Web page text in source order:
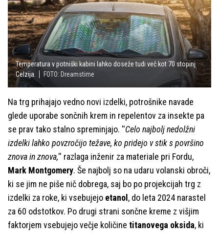
Temperatura v potniški kabini lahko doseže tudi več kot 70 stopinj
Celzija.
FOTO: Dreamstime
Na trg prihajajo vedno novi izdelki, potrošnike navade
glede uporabe sončnih krem in repelentov za insekte pa
se prav tako stalno spreminjajo. ''Celo najbolj nedolžni
izdelki lahko povzročijo težave, ko pridejo v stik s površino
znova in znova,'' razlaga inženir za materiale pri Fordu,
Mark Montgomery. Še najbolj so na udaru volanski obroči,
ki se jim ne piše nič dobrega, saj bo po projekcijah trg z
izdelki za roke, ki vsebujejo etanol , do leta 2024 narastel
za 60 odstotkov. Po drugi strani sončne kreme z višjim
faktorjem vsebujejo večje količine titanovega oksida, ki